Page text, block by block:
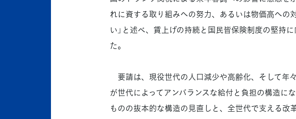
れに資する取り組みへの努力、あるいは物価高への
い」と述べ、賃上げの持続と国民皆保険制度の堅持
た。
要請は、現役世代の人口減少や高齢化、そして年
が世代によってアンバランスな給付と負担の構造に
ものの抜本的な構造の見直しと、全世代で支える改